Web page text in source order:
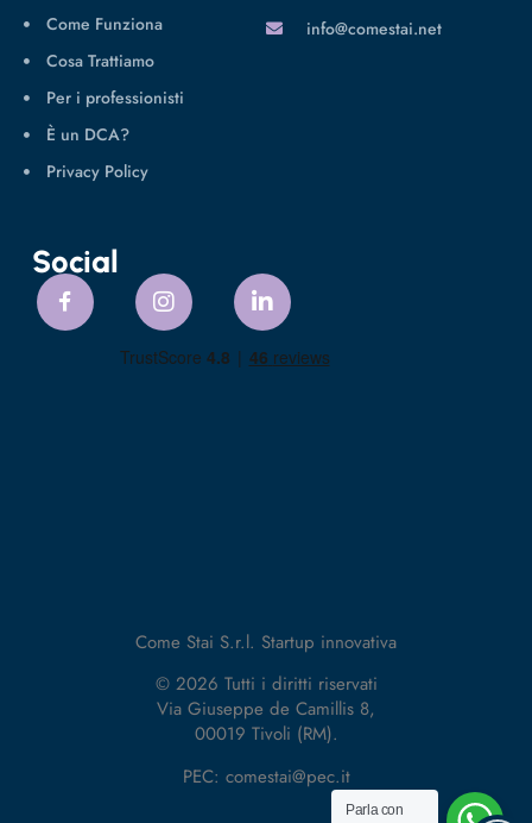
Come Funziona
Cosa Trattiamo
Per i professionisti
È un DCA?
Privacy Policy
info@comestai.net
Social
Come Stai S.r.l. Startup innovativa
© 2026 Tutti i diritti riservati
Via Giuseppe de Camillis 8,
00019 Tivoli (RM).
PEC: comestai@pec.it
Parla con